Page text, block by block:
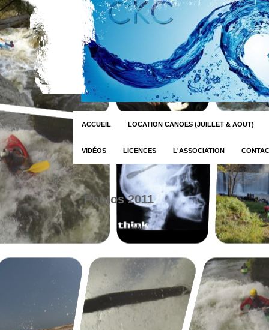
ACCUEIL LOCATION CANOËS (JUILLET & AOUT)
VIDÉOS LICENCES L'ASSOCIATION
Photos 2011